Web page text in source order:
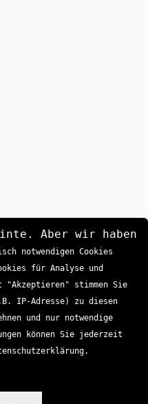
Aber wir haben
notwendigen Cookies
für Analyse und
stimmen Sie
IP-Adresse) zu diesen
und nur notwendige
können Sie jederzeit